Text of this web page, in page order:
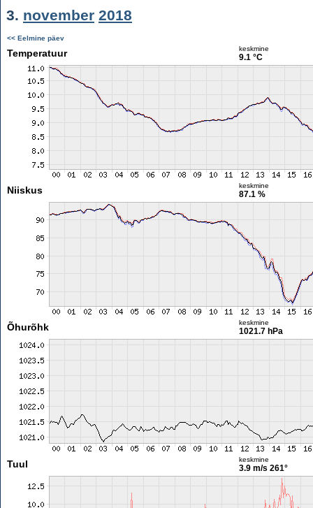
3. november 2018
<< Eelmine päev
Temperatuur keskmine
9.1 °C
Niiskus keskmine
87.1 %
Õhurõhk keskmine
1021.7 hPa
Tuul keskmine
3.9 m/s 261°